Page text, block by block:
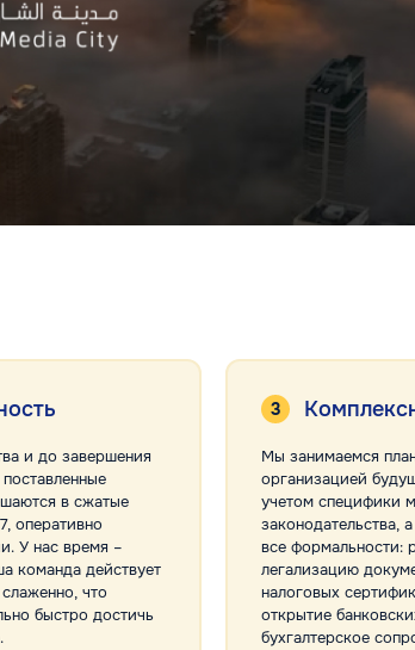
и до завершения
в сжатые
оперативно
У нас время –
команда действует
что
быстро достичь
Мы занимаемся
организацией
учетом специфики
законодательства,
все формальности:
легализацию
налоговых
открытие
бухгалтерское